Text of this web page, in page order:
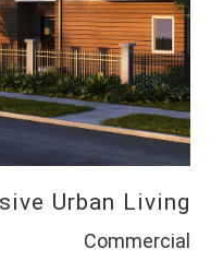
Urban Living
Commercial